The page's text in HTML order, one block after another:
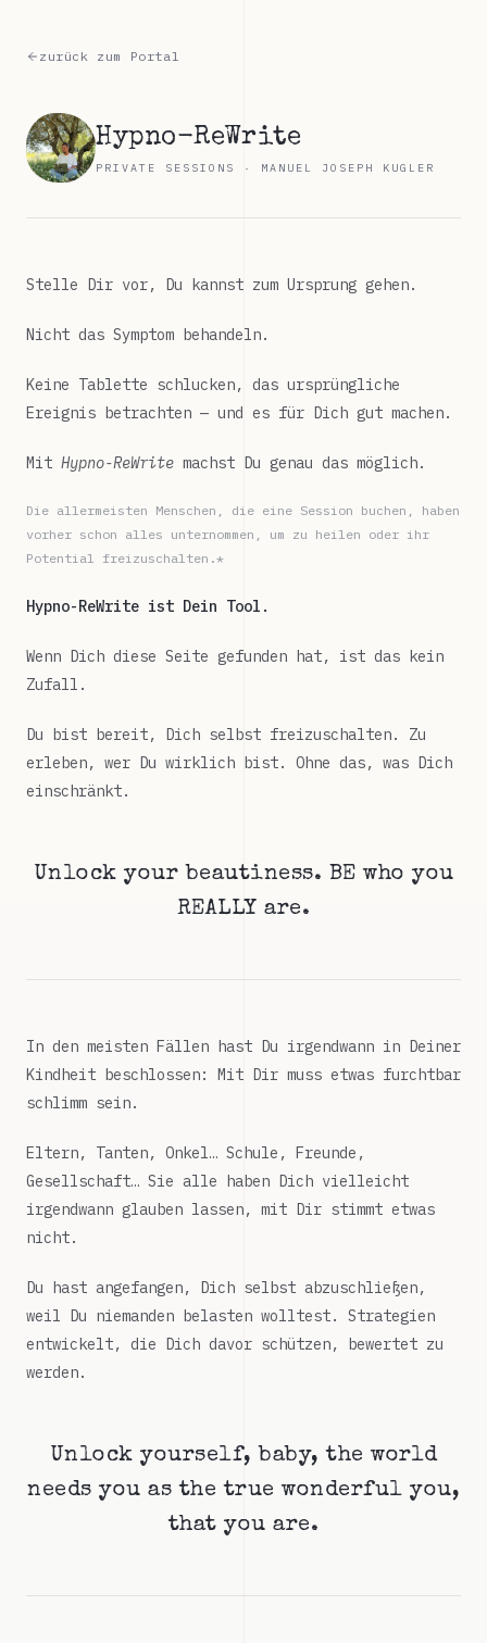
zurück zum Portal
Hypno-ReWrite
PRIVATE SESSIONS · MANUEL JOSEPH KUGLER
Stelle Dir vor, Du kannst zum Ursprung gehen.
Nicht das Symptom behandeln.
Keine Tablette schlucken, das ursprüngliche
Ereignis betrachten — und es für Dich gut machen.
Mit Hypno-ReWrite machst Du genau das möglich.
Die allermeisten Menschen, die eine Session buchen, haben
vorher schon alles unternommen, um zu heilen oder ihr
Potential freizuschalten.*
Hypno-ReWrite ist Dein Tool.
Wenn Dich diese Seite gefunden hat, ist das kein
Zufall.
Du bist bereit, Dich selbst freizuschalten. Zu
erleben, wer Du wirklich bist. Ohne das, was Dich
einschränkt.
Unlock your beautiness. BE who you
REALLY are.
In den meisten Fällen hast Du irgendwann in Deiner
Kindheit beschlossen: Mit Dir muss etwas furchtbar
schlimm sein.
Eltern, Tanten, Onkel… Schule, Freunde,
Gesellschaft… Sie alle haben Dich vielleicht
irgendwann glauben lassen, mit Dir stimmt etwas
nicht.
Du hast angefangen, Dich selbst abzuschließen,
weil Du niemanden belasten wolltest. Strategien
entwickelt, die Dich davor schützen, bewertet zu
werden.
Unlock yourself, baby, the world
needs you as the true wonderful you,
that you are.